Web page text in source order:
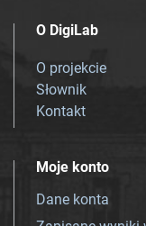
O DigiLab
O projekcie
Słownik
Kontakt
Moje konto
Dane konta